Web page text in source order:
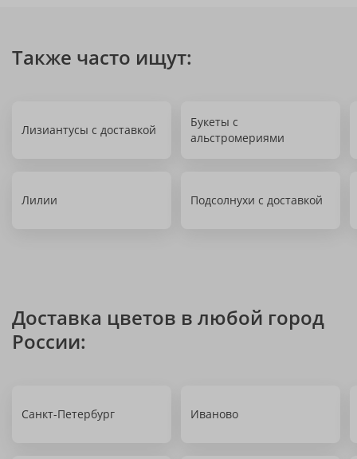
Также часто ищут:
Лизиантусы с доставкой
Букеты с
альстромериями
Лилии Подсолнухи с доставкой
Доставка цветов в любой город
России:
Санкт-Петербург Иваново